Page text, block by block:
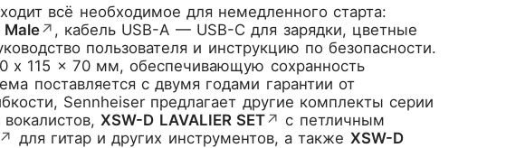
всё необходимое для немедленного старта:
Male↗ , кабель USB-A — USB-C для зарядки, цветные
пользователя и инструкцию по безопасности.
x 115 x 70 мм, обеспечивающую сохранность
поставляется с двумя годами гарантии от
Sennheiser предлагает другие комплекты серии
XSW-D LAVALIER SET↗ с петличным
↗ для гитар и других инструментов, а также XSW-D